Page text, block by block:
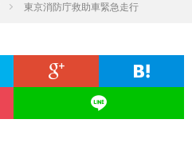
東京消防庁救助車緊急走行